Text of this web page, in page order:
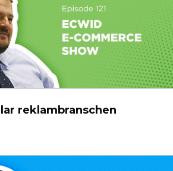
reklambranschen